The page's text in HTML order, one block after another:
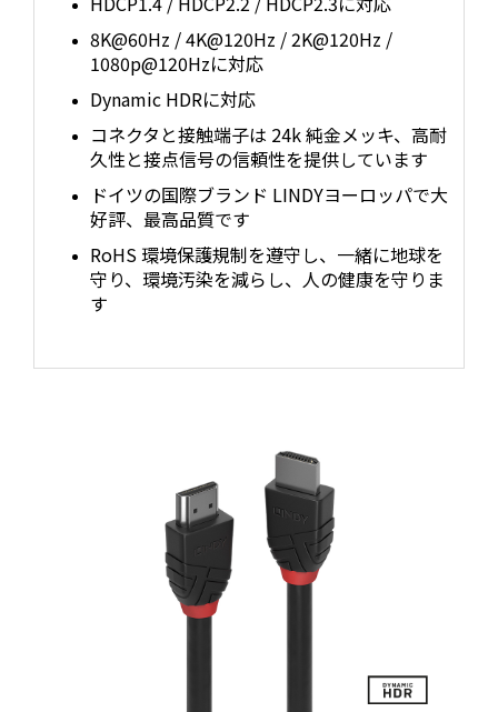
8K@60Hz / 4K@120Hz / 2K@120Hz /
1080p@120Hzに対応
Dynamic HDRに対応
コネクタと接触端子は 24k 純金メッキ、高耐
久性と接点信号の信頼性を提供しています
ドイツの国際ブランド LINDYヨーロッパで大
好評、最高品質です
RoHS 環境保護規制を遵守し、一緒に地球を
守り、環境汚染を減らし、人の健康を守りま
す